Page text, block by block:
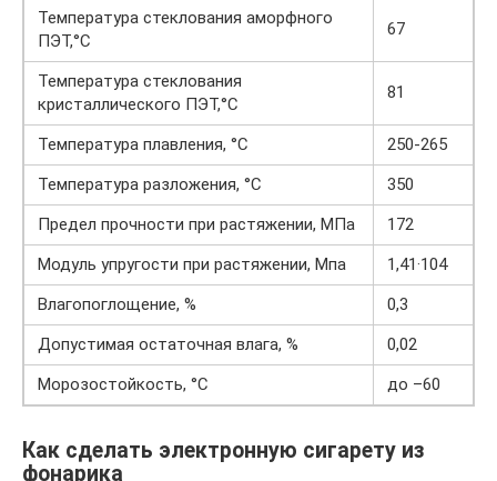
Температура стеклования аморфного
ПЭТ,°С
67
Температура стеклования
кристаллического ПЭТ,°С
81
Температура плавления, °С
250-265
Температура разложения, °С
350
Предел прочности при растяжении, МПа
172
Модуль упругости при растяжении, Мпа
1,41·104
Влагопоглощение, %
0,3
Допустимая остаточная влага, %
0,02
Морозостойкость, °С
до –60
Как сделать электронную сигарету из
фонарика